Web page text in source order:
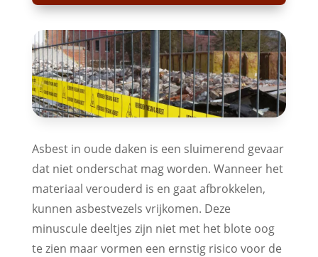
Asbest in oude daken is een sluimerend gevaar
dat niet onderschat mag worden. Wanneer het
materiaal verouderd is en gaat afbrokkelen,
kunnen asbestvezels vrijkomen. Deze
minuscule deeltjes zijn niet met het blote oog
te zien maar vormen een ernstig risico voor de